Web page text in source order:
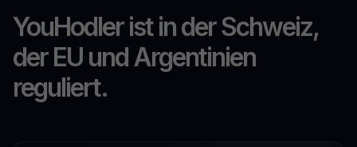
YouHodler ist in der Schweiz,
der EU und Argentinien
reguliert.